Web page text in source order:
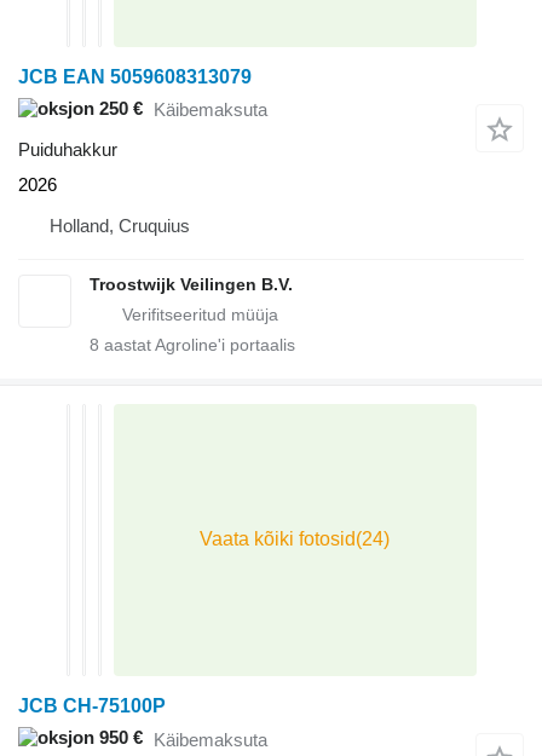
JCB EAN 5059608313079
250 € Käibemaksuta
Puiduhakkur
2026
Holland, Cruquius
Troostwijk Veilingen B.V.
8 aastat Agroline'i portaalis
JCB CH-75100P
950 € Käibemaksuta